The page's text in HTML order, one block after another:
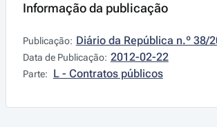
Informação da publicação
Publicação: Diário da República n.º 38/
Data de Publicação: 2012-02-22
Parte: L - Contratos públicos